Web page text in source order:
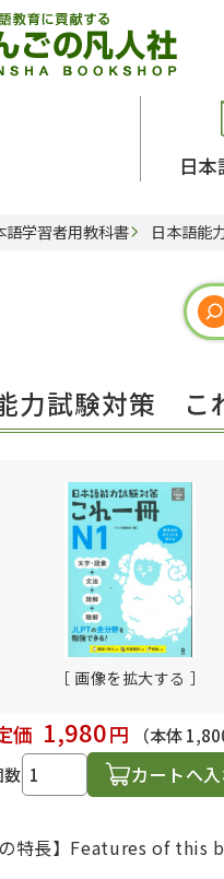
日
留学生向け専門
練習問題
日本語学習関連
カード・ゲー
ドイツ語辞典
語学・文法辞典
多言語社会・言
語学習者用教科書 日本語能
力試験対策 こ
［ 画像を拡大する ］
価 1,980円
（本体
数
カートへ
の特長】Features of this